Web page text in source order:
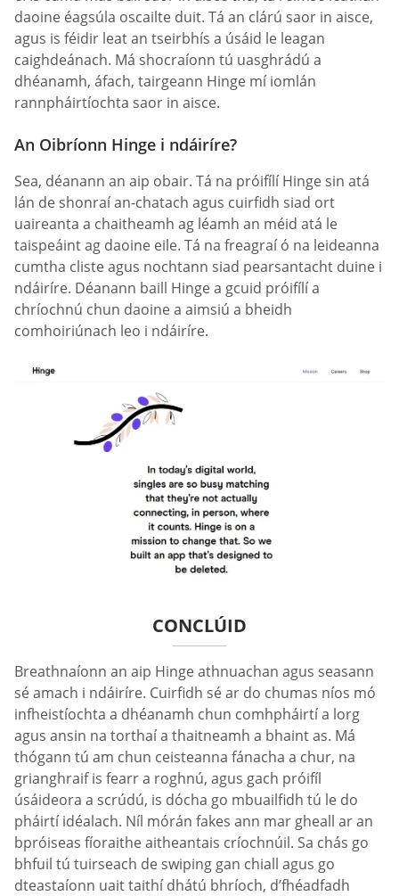
daoine éagsúla oscailte duit. Tá an clárú saor in aisce,
agus is féidir leat an tseirbhís a úsáid le leagan
caighdeánach. Má shocraíonn tú uasghrádú a
dhéanamh, áfach, tairgeann Hinge mí iomlán
rannpháirtíochta saor in aisce.
An Oibríonn Hinge i ndáiríre?
Sea, déanann an aip obair. Tá na próifílí Hinge sin atá
lán de shonraí an-chatach agus cuirfidh siad ort
uaireanta a chaitheamh ag léamh an méid atá le
taispeáint ag daoine eile. Tá na freagraí ó na leideanna
cumtha cliste agus nochtann siad pearsantacht duine i
ndáiríre. Déanann baill Hinge a gcuid próifílí a
chríochnú chun daoine a aimsiú a bheidh
comhoiriúnach leo i ndáiríre.
CONCLÚID
Breathnaíonn an aip Hinge athnuachan agus seasann
sé amach i ndáiríre. Cuirfidh sé ar do chumas níos mó
infheistíochta a dhéanamh chun comhpháirtí a lorg
agus ansin na torthaí a thaitneamh a bhaint as. Má
thógann tú am chun ceisteanna fánacha a chur, na
grianghraif is fearr a roghnú, agus gach próifíl
úsáideora a scrúdú, is dócha go mbuailfidh tú le do
pháirtí idéalach. Níl mórán fakes ann mar gheall ar an
bpróiseas fíoraithe aitheantais críochnúil. Sa chás go
bhfuil tú tuirseach de swiping gan chiall agus go
dteastaíonn uait taithí dhátú bhríoch, d’fhéadfadh